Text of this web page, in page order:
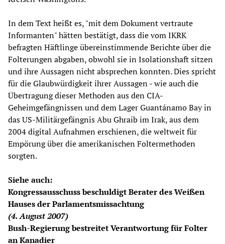
In dem Text heißt es, "mit dem Dokument vertraute
Informanten" hätten bestätigt, dass die vom IKRK
befragten Häftlinge übereinstimmende Berichte über die
Folterungen abgaben, obwohl sie in Isolationshaft sitzen
und ihre Aussagen nicht absprechen konnten. Dies spricht
für die Glaubwürdigkeit ihrer Aussagen - wie auch die
Übertragung dieser Methoden aus den CIA-
Geheimgefängnissen und dem Lager Guantánamo Bay in
das US-Militärgefängnis Abu Ghraib im Irak, aus dem
2004 digital Aufnahmen erschienen, die weltweit für
Empörung über die amerikanischen Foltermethoden
sorgten.
Siehe auch:
Kongressausschuss beschuldigt Berater des Weißen
Hauses der Parlamentsmissachtung
(4. August 2007)
Bush-Regierung bestreitet Verantwortung für Folter
an Kanadier